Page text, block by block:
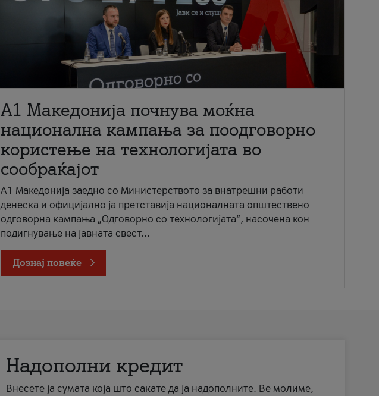
A1 Македонија почнува моќна
национална кампања за поодговорно
користење на технологијата во
сообраќајот
A1 Македонија заедно со Министерството за внатрешни работи
денеска и официјално ја претставија националната општествено
одговорна кампања „Одговорно со технологијата“, насочена кон
подигнување на јавната свест...
Дознај повеќе
Надополни кредит
Внесете ја сумата која што сакате да ја надополните. Ве молиме,